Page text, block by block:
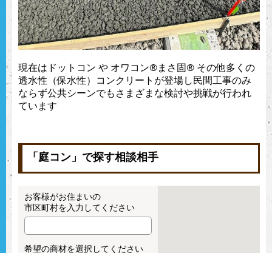
現在はドットコン や オワコン®︎まさ固®︎ その他多くの
透水性（保水性）コンクリートが登場し民間工事のみ
ならず公共シーンでもさまざまな検討や挑戦が行われ
ています
「庭コン」で探す相談相手